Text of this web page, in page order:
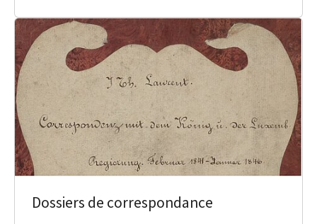
Dossiers de correspondance